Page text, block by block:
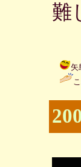
難
矢